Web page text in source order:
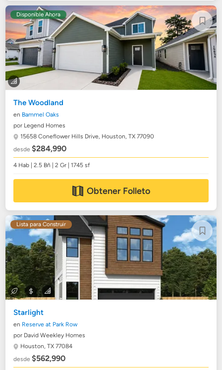
Disponible Ahora
The Woodland
en Bammel Oaks
por Legend Homes
15658 Coneflower Hills Drive, Houston, TX 77090
desde$284,990
4 Hab | 2.5 Bñ | 2 Gr | 1745 sf
Obtener Folleto
Lista para Construir
Starlight
en Reserve at Park Row
por David Weekley Homes
Houston, TX 77084
desde$562,990